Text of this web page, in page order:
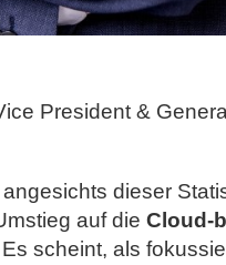
President &
dieser
auf die Cloud-
scheint, als